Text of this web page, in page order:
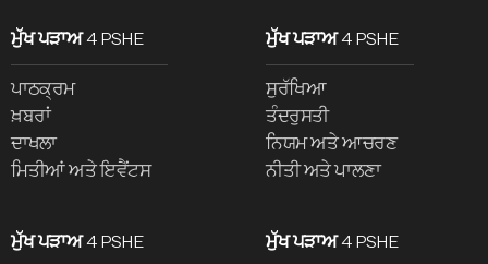
ਮੁੱਖ ਪੜਾਅ 4 PSHE
ਪਾਠਕ੍ਰਮ
ਖ਼ਬਰਾਂ
ਦਾਖਲਾ
ਮਿਤੀਆਂ ਅਤੇ ਇਵੈਂਟਸ
ਮੁੱਖ ਪੜਾਅ 4 PSHE
ਸੁਰੱਖਿਆ
ਤੰਦਰੁਸਤੀ
ਨਿਯਮ ਅਤੇ ਆਚਰਣ
ਨੀਤੀ ਅਤੇ ਪਾਲਣਾ
ਮੁੱਖ ਪੜਾਅ 4 PSHE ਮੁੱਖ ਪੜਾਅ 4 PSHE